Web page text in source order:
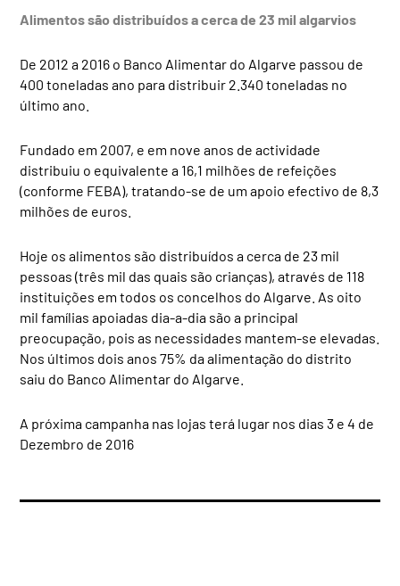
Alimentos são distribuídos a cerca de 23 mil algarvios
De 2012 a 2016 o Banco Alimentar do Algarve passou de
400 toneladas ano para distribuir 2.340 toneladas no
último ano.
Fundado em 2007, e em nove anos de actividade
distribuiu o equivalente a 16,1 milhões de refeições
(conforme FEBA), tratando-se de um apoio efectivo de 8,3
milhões de euros.
Hoje os alimentos são distribuídos a cerca de 23 mil
pessoas (três mil das quais são crianças), através de 118
instituições em todos os concelhos do Algarve. As oito
mil famílias apoiadas dia-a-dia são a principal
preocupação, pois as necessidades mantem-se elevadas.
Nos últimos dois anos 75% da alimentação do distrito
saiu do Banco Alimentar do Algarve.
A próxima campanha nas lojas terá lugar nos dias 3 e 4 de
Dezembro de 2016